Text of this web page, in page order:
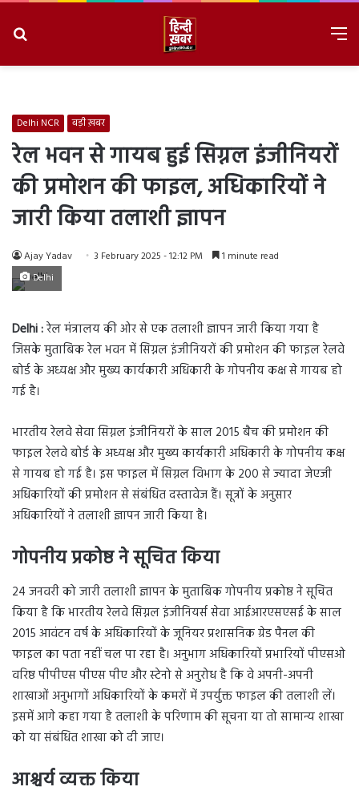
Delhi NCR बड़ी ख़बर
रेल भवन से गायब हुई सिग्नल इंजीनियरों
की प्रमोशन की फाइल, अधिकारियों ने
जारी किया तलाशी ज्ञापन
Ajay Yadav 3 February 2025 - 12:12 PM 1 minute read
Delhi
Delhi :रेल मंत्रालय की ओर से एक तलाशी ज्ञापन जारी किया गया है
जिसके मुताबिक रेल भवन में सिग्नल इंजीनियरों की प्रमोशन की फाइल रेलवे
बोर्ड के अध्यक्ष और मुख्य कार्यकारी अधिकारी के गोपनीय कक्ष से गायब हो
गई है।
भारतीय रेलवे सेवा सिग्नल इंजीनियरों के साल 2015 बैच की प्रमोशन की
फाइल रेलवे बोर्ड के अध्यक्ष और मुख्य कार्यकारी अधिकारी के गोपनीय कक्ष
से गायब हो गई है। इस फाइल में सिग्नल विभाग के 200 से ज्यादा जेएजी
अधिकारियों की प्रमोशन से संबंधित दस्तावेज हैं। सूत्रों के अनुसार
अधिकारियों ने तलाशी ज्ञापन जारी किया है।
गोपनीय प्रकोष्ठ ने सूचित किया
24 जनवरी को जारी तलाशी ज्ञापन के मुताबिक गोपनीय प्रकोष्ठ ने सूचित
किया है कि भारतीय रेलवे सिग्नल इंजीनियर्स सेवा आईआरएसएसई के साल
2015 आवंटन वर्ष के अधिकारियों के जूनियर प्रशासनिक ग्रेड पैनल की
फाइल का पता नहीं चल पा रहा है। अनुभाग अधिकारियों प्रभारियों पीएसओ
वरिष्ठ पीपीएस पीएस पीए और स्टेनो से अनुरोध है कि वे अपनी-अपनी
शाखाओं अनुभागों अधिकारियों के कमरों में उपर्युक्त फाइल की तलाशी लें।
इसमें आगे कहा गया है तलाशी के परिणाम की सूचना या तो सामान्य शाखा
को या संबंधित शाखा को दी जाए।
आश्चर्य व्यक्त किया